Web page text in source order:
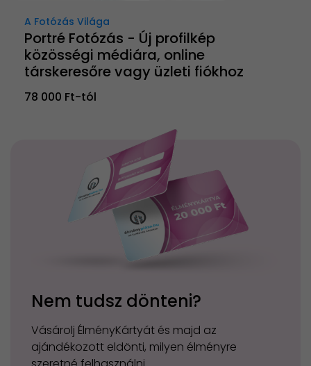
A Fotózás Világa
Portré Fotózás - Új profilkép
közösségi médiára, online
társkeresőre vagy üzleti fiókhoz
78 000 Ft-tól
Nem tudsz dönteni?
Vásárolj ÉlményKártyát és majd az
ajándékozott eldönti, milyen élményre